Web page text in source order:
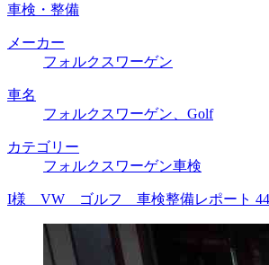
車検・整備
メーカー
フォルクスワーゲン
車名
フォルクスワーゲン、Golf
カテゴリー
フォルクスワーゲン車検
I様 VW ゴルフ 車検整備レポート